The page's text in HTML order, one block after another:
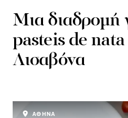
Μια διαδρομή
pasteis de nata
Λισαβόνα
ΑΘΗΝΑ